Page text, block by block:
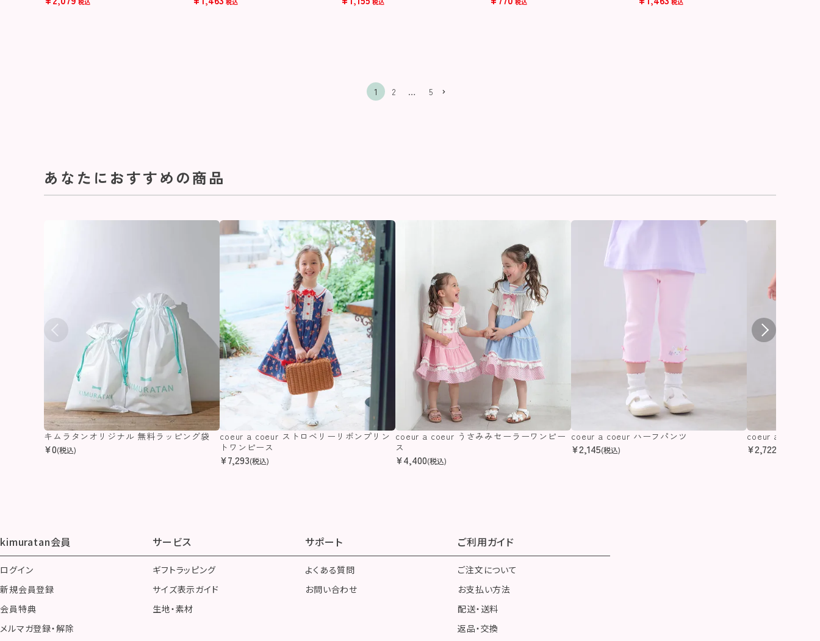
1 2 … 5
あなたにおすすめの商品
キムラタンオリジナル 無料ラッピング袋
¥0(税込)
coeur a coeur ストロベリーリボンプリン
トワンピース
¥7,293(税込)
coeur a coeur うさみみセーラーワンピー
ス
¥4,400(税込)
coeur a coeur ハーフパンツ
¥2,145(税込)
coeur a coeur ハ
¥2,722
kimuratan会員
ログイン
新規会員登録
会員特典
メルマガ登録・解除
サービス
ギフトラッピング
サイズ表示ガイド
生地・素材
サポート
よくある質問
お問い合わせ
ご利用ガイド
ご注文について
お支払い方法
配送・送料
返品・交換